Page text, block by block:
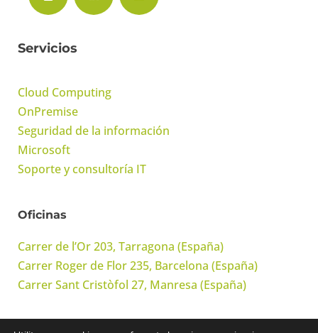
Servicios
Cloud Computing
OnPremise
Seguridad de la información
Microsoft
Soporte y consultoría IT
Oficinas
Carrer de l’Or 203, Tarragona (España)
Carrer Roger de Flor 235, Barcelona (España)
Carrer Sant Cristòfol 27, Manresa (España)